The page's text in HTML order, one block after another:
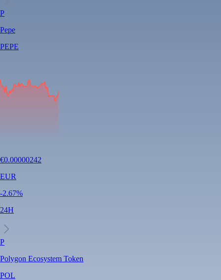
P
Pepe
PEPE
€0.00000242
EUR
-2.67%
24H
P
Polygon Ecosystem Token
POL